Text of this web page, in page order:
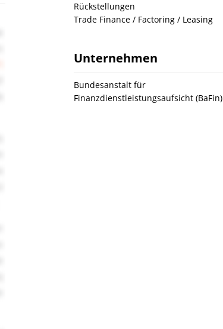
Rückstellungen
Trade Finance / Factoring / Leasing
Unternehmen
Bundesanstalt für
Finanzdienstleistungsaufsicht (BaFin)